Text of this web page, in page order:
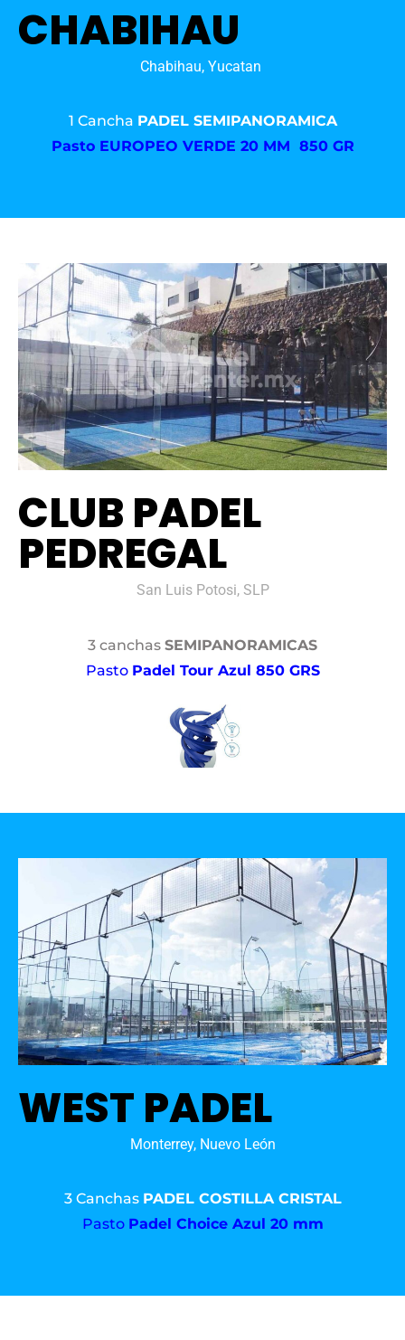
CHABIHAU
Chabihau, Yucatan
1 Cancha PADEL SEMIPANORAMICA
Pasto EUROPEO VERDE 20 MM 850 GR
CLUB PADEL
PEDREGAL
San Luis Potosi, SLP
3 canchas SEMIPANORAMICAS
Pasto Padel Tour Azul 850 GRS
WEST PADEL
Monterrey, Nuevo León
3 Canchas PADEL COSTILLA CRISTAL
Pasto Padel Choice Azul 20 mm